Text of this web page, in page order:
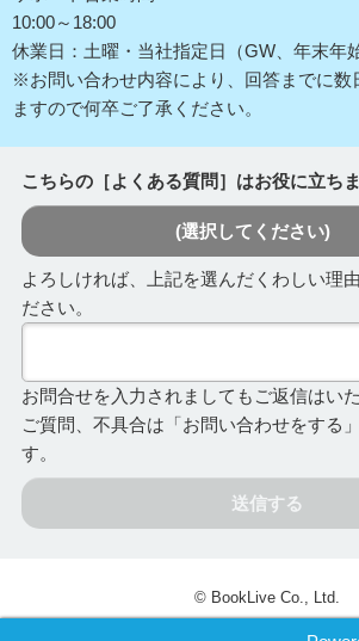
10:00～18:00
休業日：土曜・当社指定日（GW、年末年
※お問い合わせ内容により、回答までに数
ますので何卒ご了承ください。
こちらの［よくある質問］はお役に立ち
(選択してください)
よろしければ、上記を選んだくわしい理
ださい。
お問合せを入力されましてもご返信はい
ご質問、不具合は「お問い合わせをする
す。
送信する
© BookLive Co., Ltd.